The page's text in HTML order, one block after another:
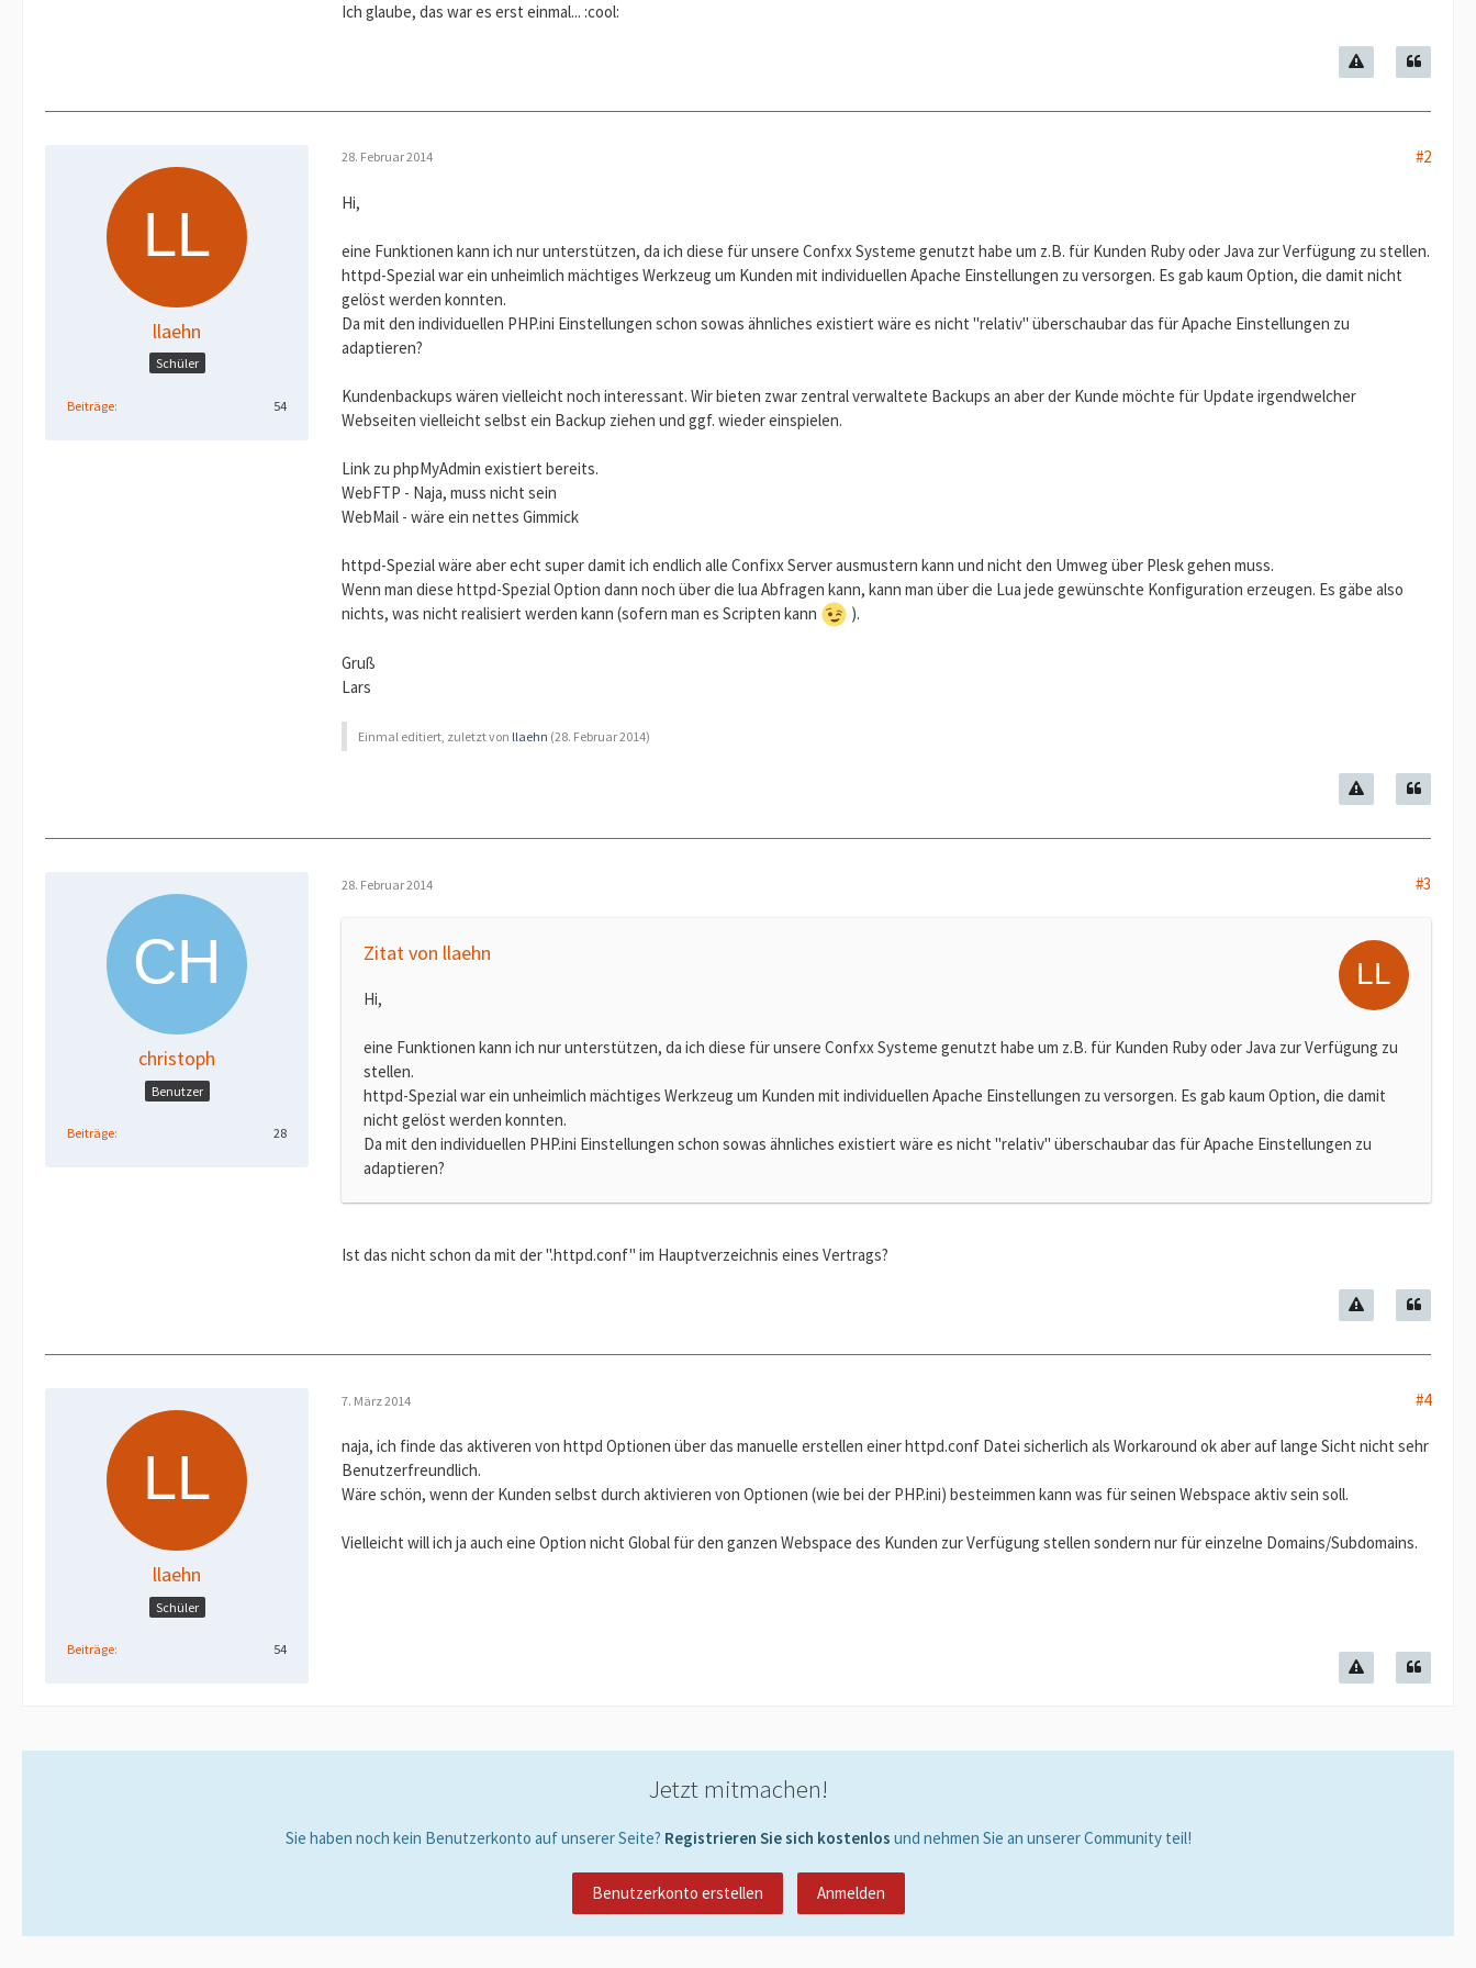
Ich glaube, das war es erst einmal... :cool:
llaehn
Schüler
Beiträge 54
28. Februar 2014 #2
Hi,
eine Funktionen kann ich nur unterstützen, da ich diese für unsere Confxx Systeme genutzt habe um z.B. für Kunden Ruby oder Java zur Verfügung zu stellen.
httpd-Spezial war ein unheimlich mächtiges Werkzeug um Kunden mit individuellen Apache Einstellungen zu versorgen. Es gab kaum Option, die damit nicht
gelöst werden konnten.
Da mit den individuellen PHP.ini Einstellungen schon sowas ähnliches existiert wäre es nicht "relativ" überschaubar das für Apache Einstellungen zu
adaptieren?
Kundenbackups wären vielleicht noch interessant. Wir bieten zwar zentral verwaltete Backups an aber der Kunde möchte für Update irgendwelcher
Webseiten vielleicht selbst ein Backup ziehen und ggf. wieder einspielen.
Link zu phpMyAdmin existiert bereits.
WebFTP - Naja, muss nicht sein
WebMail - wäre ein nettes Gimmick
httpd-Spezial wäre aber echt super damit ich endlich alle Confixx Server ausmustern kann und nicht den Umweg über Plesk gehen muss.
Wenn man diese httpd-Spezial Option dann noch über die lua Abfragen kann, kann man über die Lua jede gewünschte Konfiguration erzeugen. Es gäbe also
nichts, was nicht realisiert werden kann (sofern man es Scripten kann
).
Gruß
Lars
Einmal editiert, zuletzt von llaehn (28. Februar 2014)
christoph
Benutzer
Beiträge 28
28. Februar 2014 #3
Zitat von llaehn
Hi,
eine Funktionen kann ich nur unterstützen, da ich diese für unsere Confxx Systeme genutzt habe um z.B. für Kunden Ruby oder Java zur Verfügung zu
stellen.
httpd-Spezial war ein unheimlich mächtiges Werkzeug um Kunden mit individuellen Apache Einstellungen zu versorgen. Es gab kaum Option, die damit
nicht gelöst werden konnten.
Da mit den individuellen PHP.ini Einstellungen schon sowas ähnliches existiert wäre es nicht "relativ" überschaubar das für Apache Einstellungen zu
adaptieren?
Ist das nicht schon da mit der ".httpd.conf" im Hauptverzeichnis eines Vertrags?
llaehn
Schüler
Beiträge 54
7. März 2014 #4
naja, ich finde das aktiveren von httpd Optionen über das manuelle erstellen einer httpd.conf Datei sicherlich als Workaround ok aber auf lange Sicht nicht sehr
Benutzerfreundlich.
Wäre schön, wenn der Kunden selbst durch aktivieren von Optionen (wie bei der PHP.ini) besteimmen kann was für seinen Webspace aktiv sein soll.
Vielleicht will ich ja auch eine Option nicht Global für den ganzen Webspace des Kunden zur Verfügung stellen sondern nur für einzelne Domains/Subdomains.
Jetzt mitmachen!
Sie haben noch kein Benutzerkonto auf unserer Seite? Registrieren Sie sich kostenlos und nehmen Sie an unserer Community teil!
Benutzerkonto erstellen Anmelden